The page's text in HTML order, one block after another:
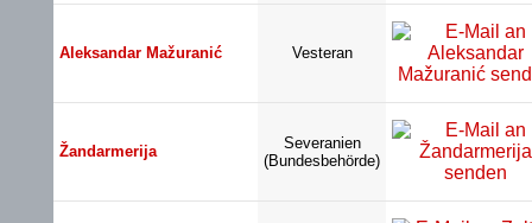
Aleksandar Mažuranić Vesteran
Žandarmerija
Severanien
(Bundesbehörde)